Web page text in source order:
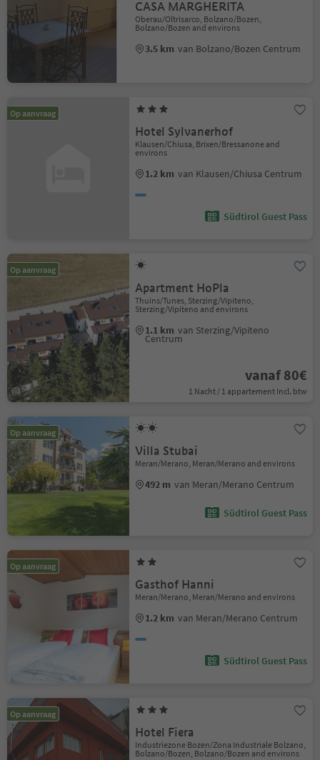
CASA MARGHERITA
Oberau/Oltrisarco, Bolzano/Bozen,
Bolzano/Bozen and environs
3.5 km van Bolzano/Bozen Centrum
Op aanvraag
Hotel Sylvanerhof
Klausen/Chiusa, Brixen/Bressanone and
environs
1.2 km van Klausen/Chiusa Centrum
Südtirol Guest Pass
Op aanvraag
Apartment HoPla
Thuins/Tunes, Sterzing/Vipiteno,
Sterzing/Vipiteno and environs
1.1 km van Sterzing/Vipiteno
Centrum
vanaf 80€
1 Nacht / 1 appartement Incl. btw
Op aanvraag
Villa Stubai
Meran/Merano, Meran/Merano and environs
492 m van Meran/Merano Centrum
Südtirol Guest Pass
Op aanvraag
Gasthof Hanni
Meran/Merano, Meran/Merano and environs
1.2 km van Meran/Merano Centrum
Südtirol Guest Pass
Op aanvraag
Hotel Fiera
Industriezone Bozen/Zona Industriale Bolzano,
Bolzano/Bozen, Bolzano/Bozen and environs